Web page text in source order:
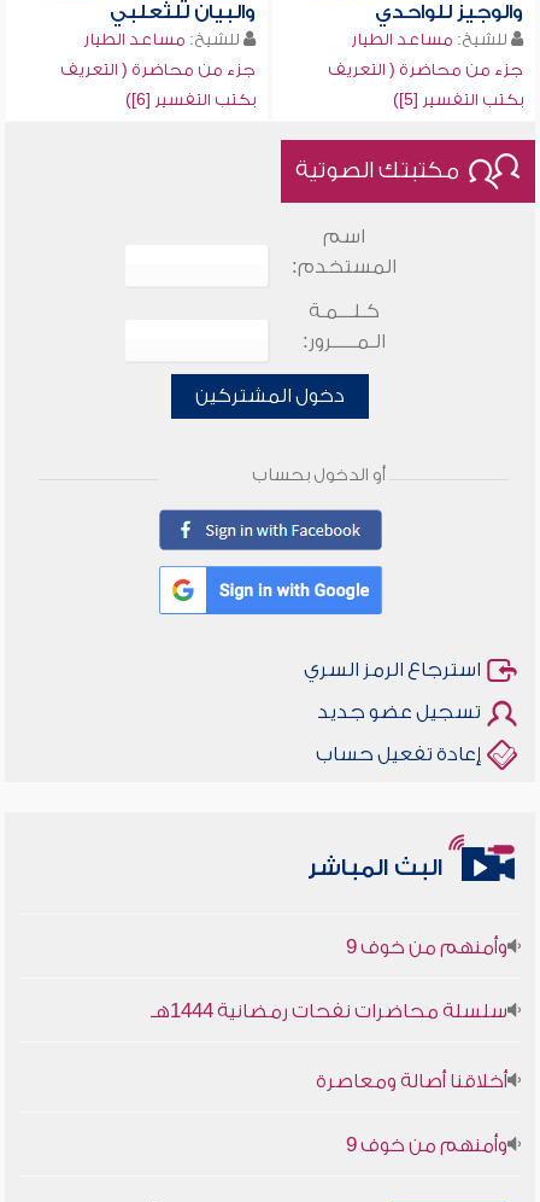
والوجيز للواحدي
للشيخ: مساعد الطيار
جزء من محاضرة ( التعريف
بكتب التفسير [5])
والبيان للثعلبي
للشيخ: مساعد الطيار
جزء من محاضرة ( التعريف
بكتب التفسير [6])
مكتبتك الصوتية
اسم
المستخدم:
كـلـــمـة
الـمـــــرور:
دخول المشتركين
أو الدخول بحساب
استرجاع الرمز السري
تسجيل عضو جديد
إعادة تفعيل حساب
البث المباشر
أخلاقنا أصالة ومعاصرة